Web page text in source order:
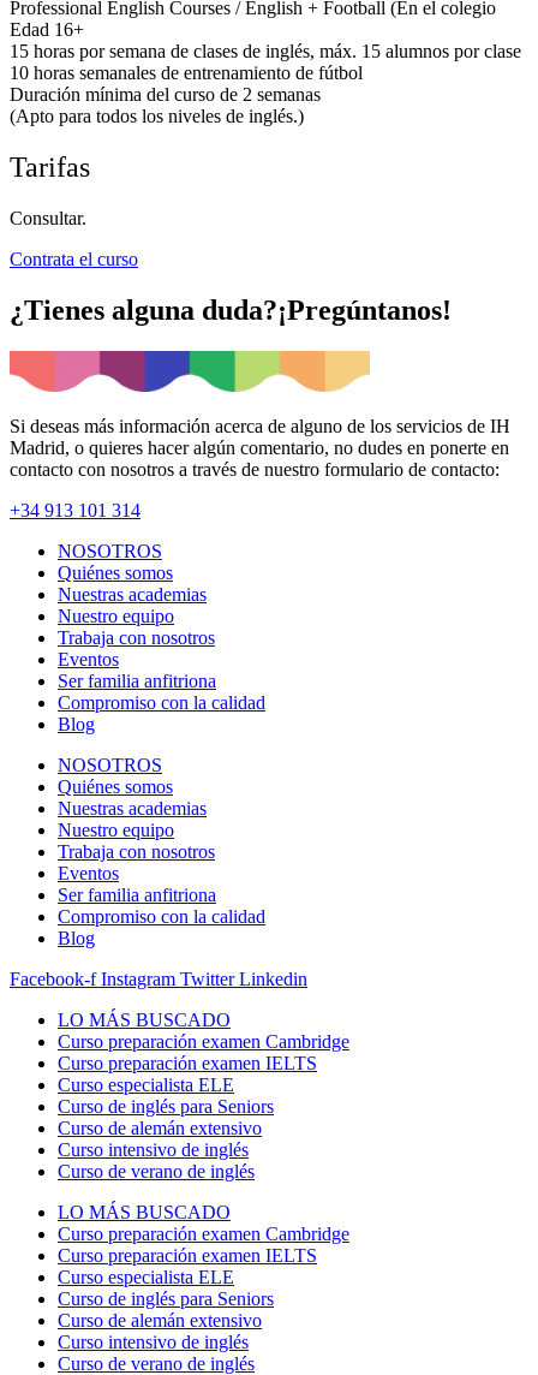
Professional English Courses / English + Football (En el colegio
Edad 16+
15 horas por semana de clases de inglés, máx. 15 alumnos por clase
10 horas semanales de entrenamiento de fútbol
Duración mínima del curso de 2 semanas
(Apto para todos los niveles de inglés.)
Tarifas
Consultar.
Contrata el curso
¿Tienes alguna duda?¡Pregúntanos!
Si deseas más información acerca de alguno de los servicios de IH
Madrid, o quieres hacer algún comentario, no dudes en ponerte en
contacto con nosotros a través de nuestro formulario de contacto:
+34 913 101 314
NOSOTROS
Quiénes somos
Nuestras academias
Nuestro equipo
Trabaja con nosotros
Eventos
Ser familia anfitriona
Compromiso con la calidad
Blog
NOSOTROS
Quiénes somos
Nuestras academias
Nuestro equipo
Trabaja con nosotros
Eventos
Ser familia anfitriona
Compromiso con la calidad
Blog
Facebook-f Instagram Twitter Linkedin
LO MÁS BUSCADO
Curso preparación examen Cambridge
Curso preparación examen IELTS
Curso especialista ELE
Curso de inglés para Seniors
Curso de alemán extensivo
Curso intensivo de inglés
Curso de verano de inglés
LO MÁS BUSCADO
Curso preparación examen Cambridge
Curso preparación examen IELTS
Curso especialista ELE
Curso de inglés para Seniors
Curso de alemán extensivo
Curso intensivo de inglés
Curso de verano de inglés